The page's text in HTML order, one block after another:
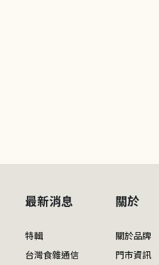
最新消息
特輯
台灣食雜通信
關於
關於品牌
門市資訊